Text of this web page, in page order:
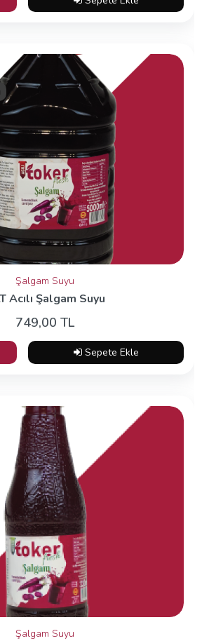
Şalgam Suyu
Acılı Şalgam Suyu
749,00 TL
Sepete Ekle
Şalgam Suyu